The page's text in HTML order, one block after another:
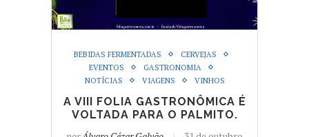
BEBIDAS FERMENTADAS
CERVEJAS
EVENTOS
GASTRONOMIA
NOTÍCIAS
VIAGENS VINHOS
A VIII FOLIA GASTRONÔMICA É
VOLTADA PARA O PALMITO.